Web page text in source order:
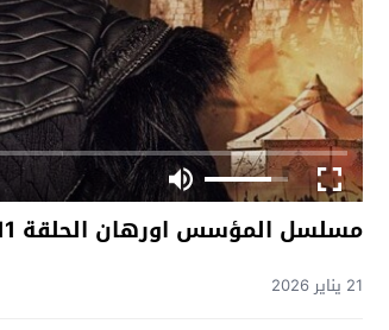
مسلسل المؤسس اورهان الحلقة 11
21 يناير 2026